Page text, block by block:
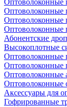
Оптоволоконные
Оптоволоконные
Оптоволоконные
Оптоволоконные
Абонентские
Высокоплотные
Оптоволоконные
Оптоволоконные
Оптоволоконные
Оптоволоконные
Аксессуары для
Гофрированные